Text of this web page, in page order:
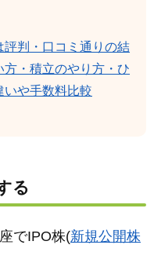
評判・口コミ通りの結
方・積立のやり方・ひ
いや手数料比較
る
でIPO株(新規公開株